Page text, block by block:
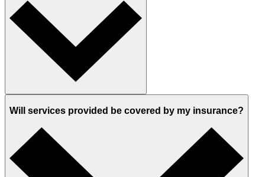
Will services provided be covered by my insurance?